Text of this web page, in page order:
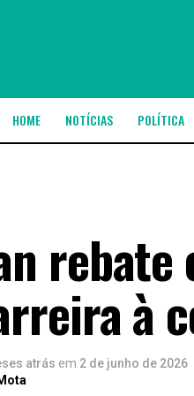
HOME NOTÍCIAS POLÍTICA
à
atrás em 2 de junho de 2026